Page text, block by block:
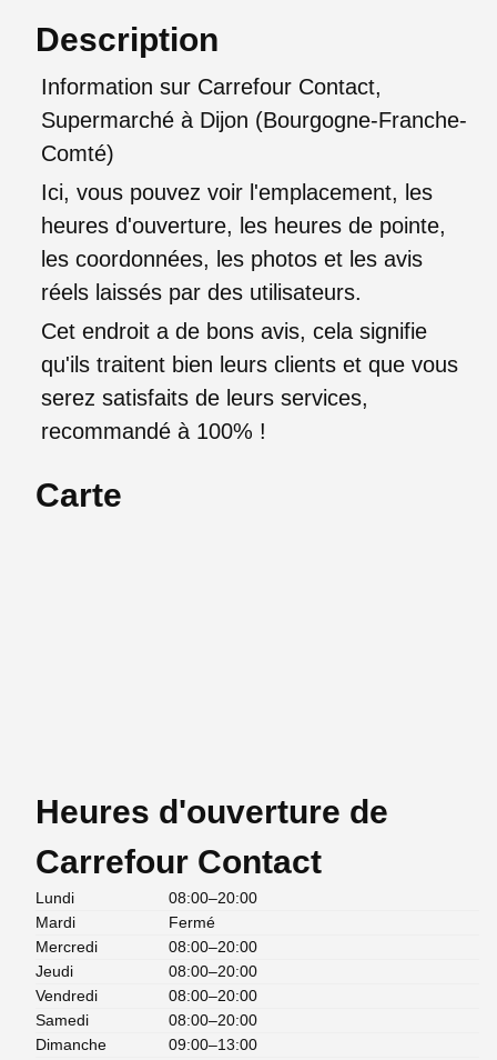
Description
Information sur Carrefour Contact,
Supermarché à Dijon (Bourgogne-Franche-
Comté)
Ici, vous pouvez voir l'emplacement, les
heures d'ouverture, les heures de pointe,
les coordonnées, les photos et les avis
réels laissés par des utilisateurs.
Cet endroit a de bons avis, cela signifie
qu'ils traitent bien leurs clients et que vous
serez satisfaits de leurs services,
recommandé à 100% !
Carte
Heures d'ouverture de
Carrefour Contact
Lundi
08:00–20:00
Mardi
Fermé
Mercredi
08:00–20:00
Jeudi
08:00–20:00
Vendredi
08:00–20:00
Samedi
08:00–20:00
Dimanche
09:00–13:00